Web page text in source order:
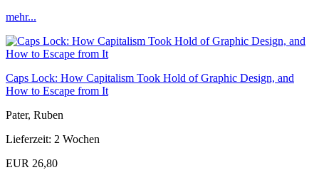
mehr...
Caps Lock: How Capitalism Took Hold of Graphic Design, and
How to Escape from It
Pater, Ruben
Lieferzeit: 2 Wochen
EUR 26,80